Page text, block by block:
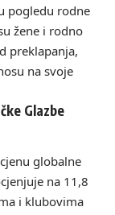
pogledu rodne
žene i rodno
preklapanja,
na svoje
Glazbe
globalne
na 11,8
i klubovima